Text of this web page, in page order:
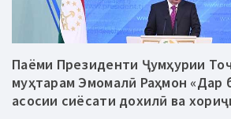
Паёми Президенти Ҷумҳурии
муҳтарам Эмомалӣ Раҳмон «Дар
асосии сиёсати дохилӣ ва